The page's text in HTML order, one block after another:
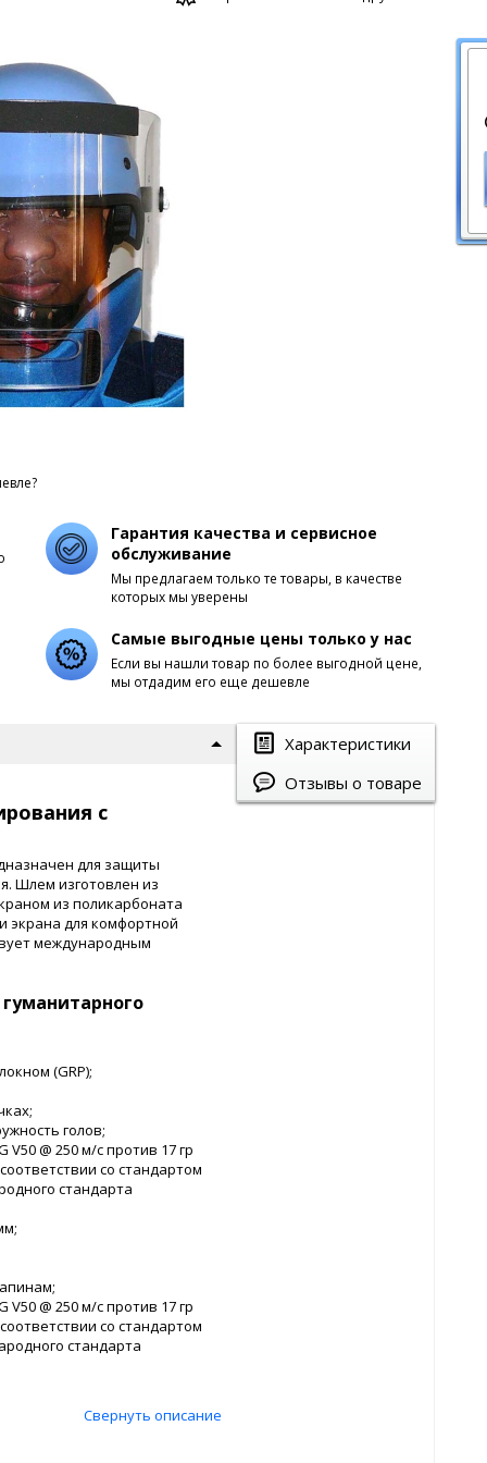
Гарантия качества и сервисное
обслуживание
Мы предлагаем только те товары, в качестве
которых мы уверены
Самые выгодные цены только у нас
Если вы нашли товар по более выгодной цене,
мы отдадим его еще дешевле
Характеристики
Отзывы о товаре
с
для защиты
Шлем изготовлен из
из поликарбоната
экрана для комфортной
международным
(GRP);
голов;
@ 250 м/с против 17 гр
со стандартом
стандарта
@ 250 м/с против 17 гр
со стандартом
стандарта
Свернуть описание